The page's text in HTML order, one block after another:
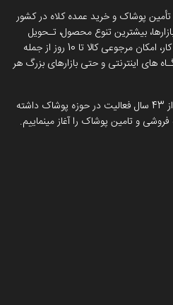
تأمین پوشاک و خرید عمده کلاه در کشور
بیشترین تنوع محصول، تـحویل
فـوری و رایـگان درب منزل یا محل کار، امکان مرجوعی کالا تا 10 روز از جمله
های اینترنتی و حتی بازارهای بزرگ هر
اینکه با پشتوانه و اعتباری که بیش از 43 سال فعالیت در حوزه پوشاک داشته
فروشی و تامین پوشاک را آغاز مینماییم.